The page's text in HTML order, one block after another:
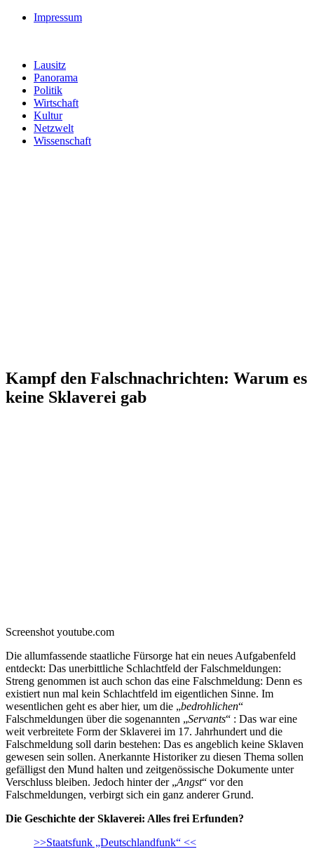
Impressum
Lausitz
Panorama
Politik
Wirtschaft
Kultur
Netzwelt
Wissenschaft
Kampf den Falschnachrichten: Warum es
keine Sklaverei gab
Screenshot youtube.com
Die allumfassende staatliche Fürsorge hat ein neues Aufgabenfeld
entdeckt: Das unerbittliche Schlachtfeld der Falschmeldungen:
Streng genommen ist auch schon das eine Falschmeldung: Denn es
existiert nun mal kein Schlachtfeld im eigentlichen Sinne. Im
wesentlichen geht es aber hier, um die „bedrohlichen“
Falschmeldungen über die sogenannten „Servants“ : Das war eine
weit verbreitete Form der Sklaverei im 17. Jahrhundert und die
Falschmeldung soll darin bestehen: Das es angeblich keine Sklaven
gewesen sein sollen. Anerkannte Historiker zu diesen Thema sollen
gefälligst den Mund halten und zeitgenössische Dokumente unter
Verschluss bleiben. Jedoch hinter der „Angst“ vor den
Falschmeldungen, verbirgt sich ein ganz anderer Grund.
Die Geschichte der Sklaverei: Alles frei Erfunden?
>>Staatsfunk „Deutschlandfunk“ <<